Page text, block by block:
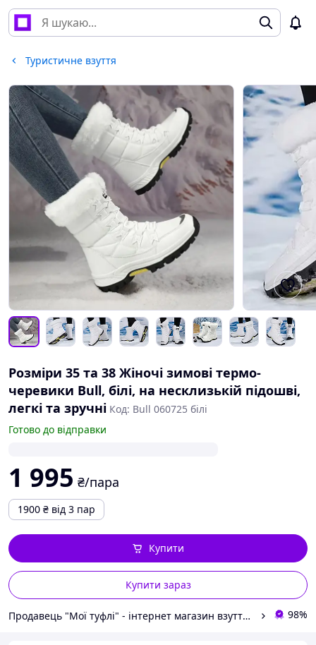
Туристичне взуття
Розміри 35 та 38 Жіночі зимові термо-
черевики Bull, білі, на несклизькій підошві,
легкі та зручні Код: Bull 060725 білі
Готово до відправки
1 995 ₴/пара
1900 ₴ від 3 пар
Купити зараз
Купити
Продавець "Мої туфлі" - інтернет магазин взуття на всі випадки життя. 98%